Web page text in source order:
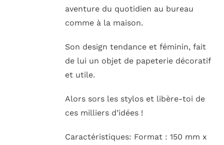
aventure du quotidien au bureau
comme à la maison.
Son design tendance et féminin, fait
de lui un objet de papeterie décoratif
et utile.
Alors sors les stylos et libère-toi de
ces milliers d’idées !
Caractéristiques: Format : 150 mm x